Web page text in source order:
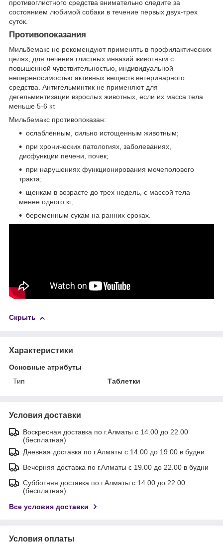
противоглистного средства внимательно следите за
состоянием любимой собаки в течение первых двух-трех
суток.
Противопоказания
Мильбемакс не рекомендуют применять в профилактических
целях, для лечения глистных инвазий животным с
повышенной чувствительностью, индивидуальной
непереносимостью активных веществ ветеринарного
средства. Антигельминтик не применяют для
дегельминтизации взрослых животных, если их масса тела
меньше 5-6 кг.
Мильбемакс противопоказан:
ослабленным, сильно истощенным животным;
при хронических патологиях, заболеваниях,
дисфункции печени, почек;
при нарушениях функционирования мочеполового
тракта;
щенкам в возрасте до трех недель, с массой тела
менее одного кг;
беременным сукам на ранних сроках.
Скрыть
Характеристики
Основные атрибуты
Тип
Таблетки
Условия доставки
Воскресная доставка по г.Алматы с 14.00 до 22.00
(бесплатная)
Дневная доставка по г.Алматы с 14.00 до 19.00 в будни
Вечерняя доставка по г.Алматы с 19.00 до 22.00 в будни
Субботняя доставка по г.Алматы с 14.00 до 22.00
(бесплатная)
Все условия доставки
Условия оплаты